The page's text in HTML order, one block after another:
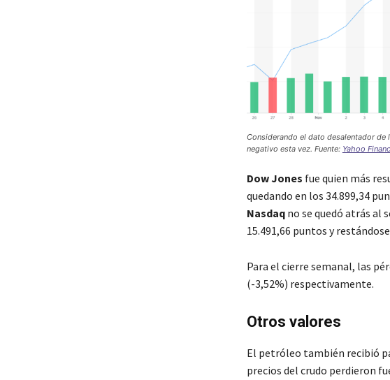
Considerando el dato desalentador de
negativo esta vez. Fuente: Yahoo
Dow Jones fue quien más
quedando en los 34.899,34
Nasdaqno se quedó atrás al
15.491,66 puntos y
Para el cierre semanal, las
(-3,52%) respectivamente.
Otros valores
El petróleo también recibió
precios del crudo perdieron